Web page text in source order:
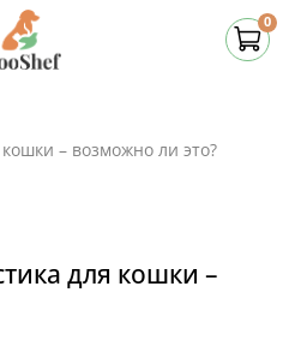
0
– возможно ли это?
для кошки –